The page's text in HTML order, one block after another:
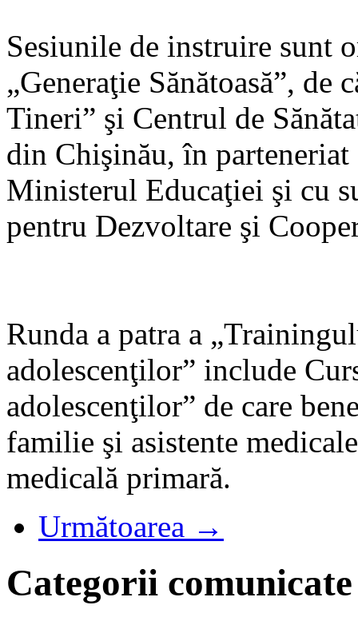
Sesiunile de instruire sunt
„Generaţie Sănătoasă”, de
Tineri” şi Centrul de
din Chişinău, în
Ministerul Educaţiei şi cu
pentru Dezvoltare şi
Runda a patra a
adolescenţilor” include
adolescenţilor” de care
familie şi asistente
medicală primară.
Următoarea →
Categorii comunicate